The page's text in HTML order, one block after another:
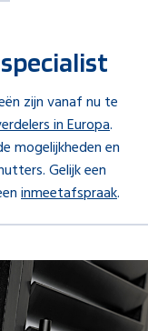
zijn vanaf nu te
in Europa.
mogelijkheden en
Gelijk een
inmeetafspraak.